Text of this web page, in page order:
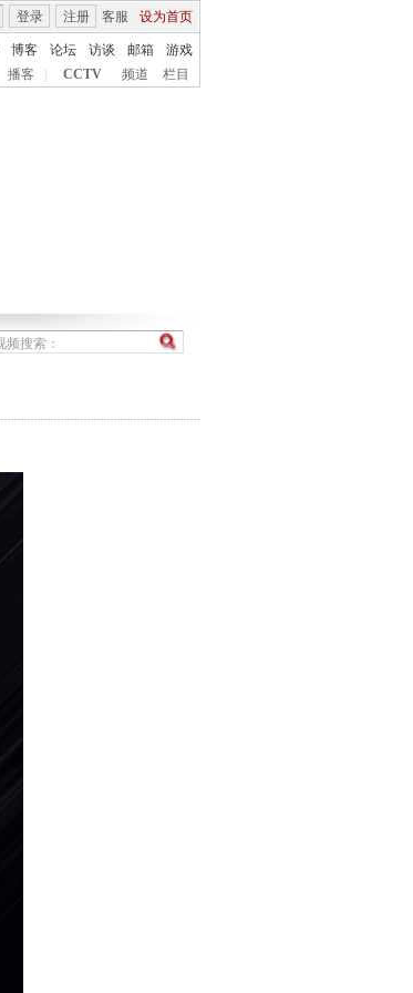
客服 设为首页
登录 注册
博客 论坛 访谈 邮箱
游戏
播客 CCTV 频道 栏目